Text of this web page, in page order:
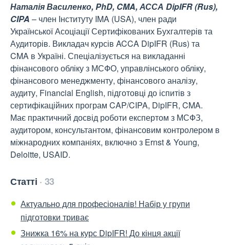
Наталія Василенко, PhD, CMA, АССА DipIFR (Rus),
CIPA – член Інституту IMA (USA), член ради
Української Асоціації Сертифікованих Бухгалтерів та
Аудиторів. Викладач курсів ACCA DipIFR (Rus) та
CMA в Україні. Спеціалізується на викладанні
фінансового обліку з МСФО, управлінського обліку,
фінансового менеджменту, фінансового аналізу,
аудиту, Financial English, підготовці до іспитів з
сертифікаційних програм CAP/CIPA, DipIFR, CMA.
Має практичний досвід роботи експертом з МСФЗ,
аудитором, консультантом, фінансовим контролером в
міжнародних компаніях, включно з Ernst & Young,
Deloitte, USAID.
Статті 33
Актуально для професіоналів! Набір у групи
підготовки триває
Знижка 16% на курс DipIFR! До кінця акції